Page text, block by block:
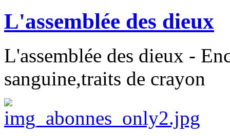
L'assemblée des dieux
L'assemblée des dieux -
sanguine,traits de crayon